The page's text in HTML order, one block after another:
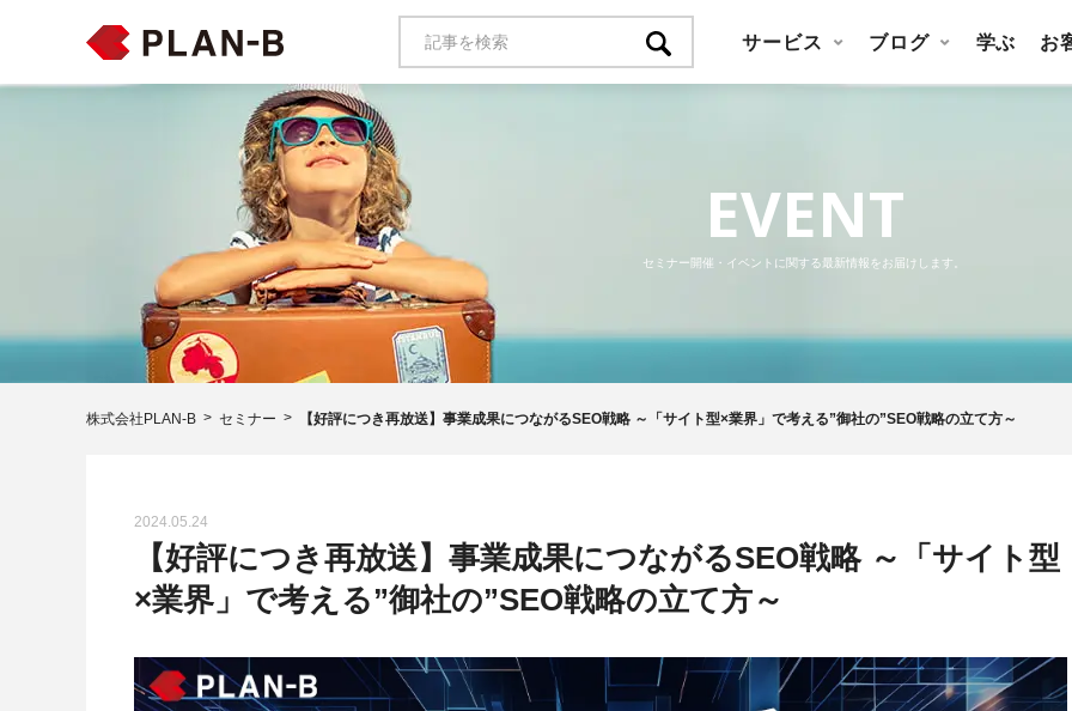
サービス ブログ 学ぶ お
EVENT
セミナー開催・イベントに関する最新情報をお届けします。
株式会社PLAN-B セミナー 【好評につき再放送】事業成果につながるSEO戦略 ～「サイト型×業界」で考える”御社の”SEO戦略の立て方～
2024.05.24
【好評につき再放送】事業成果につながるSEO戦略 ～「サイト型
×業界」で考える”御社の”SEO戦略の立て方～